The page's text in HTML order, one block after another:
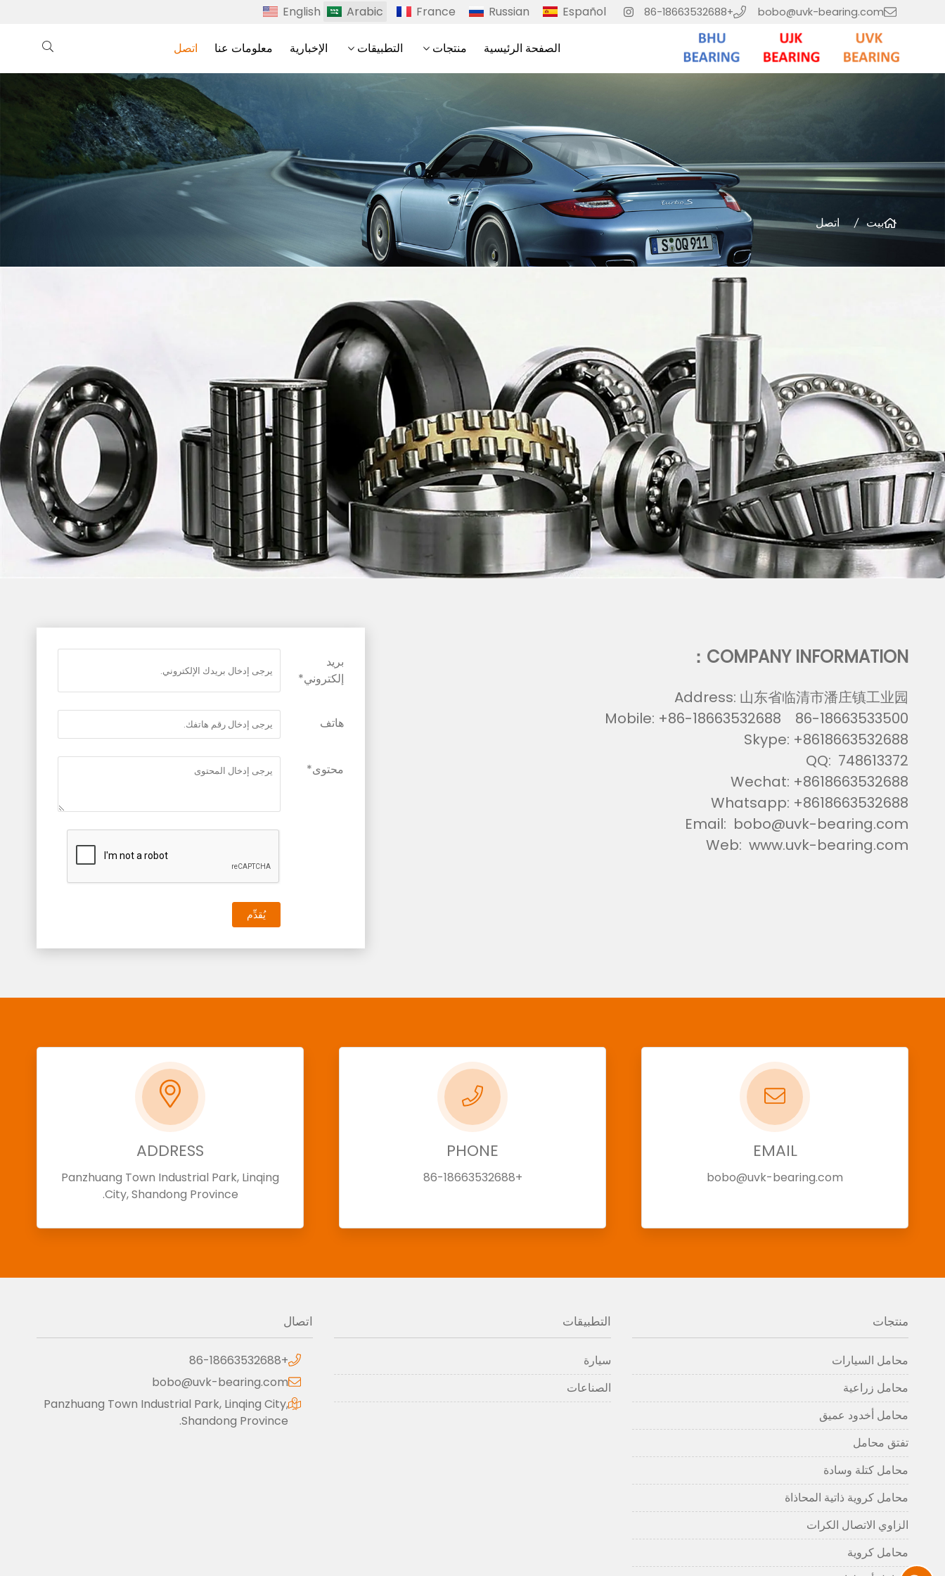
bobo@uvk-bearing.com
+86-18663532688
English Arabic France Russian Español
الصفحة الرئيسية منتجات التطبيقات الإخبارية معلومات عنا اتصل
بيت اتصل
COMPANY INFORMATION：
Address: 山东省临清市潘庄镇工业园
Mobile: +86-18663532688 86-18663533500
Skype: +8618663532688
QQ: 748613372
Wechat: +8618663532688
Whatsapp: +8618663532688
Email: bobo@uvk-bearing.com
Web: www.uvk-bearing.com
بريد
إلكتروني*
هاتف
محتوى*
يُقدِّم
EMAIL
bobo@uvk-bearing.com
PHONE
+86-18663532688
ADDRESS
Panzhuang Town Industrial Park, Linqing
City, Shandong Province.
منتجات
محامل السيارات
محامل زراعية
محامل أخدود عميق
تفتق محامل
محامل كتلة وسادة
محامل كروية ذاتية المحاذاة
الزاوي الاتصال الكرات
محامل كروية
التطبيقات
سيارة
الصناعات
اتصال
+86-18663532688
bobo@uvk-bearing.com
Panzhuang Town Industrial Park, Linqing City,
Shandong Province.